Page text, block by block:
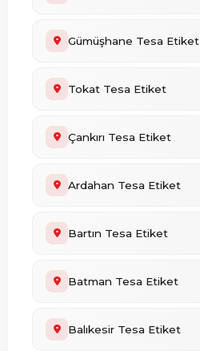
Gümüşhane Tesa Etiket
Tokat Tesa Etiket
Çankırı Tesa Etiket
Ardahan Tesa Etiket
Bartın Tesa Etiket
Batman Tesa Etiket
Balıkesir Tesa Etiket